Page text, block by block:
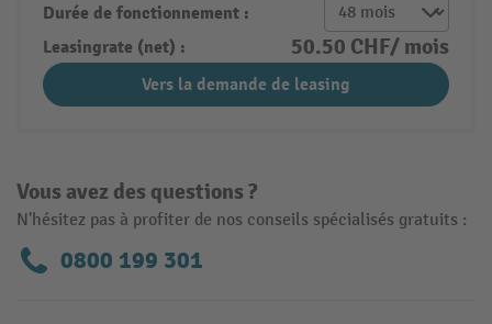
Vous avez des questions ?
N'hésitez pas à profiter de nos conseils spécialisés gratuits :
0800 199 301
Durée de fonctionnement :
Leasingrate (net) :
50.50 CHF/ mois
Vers la demande de leasing